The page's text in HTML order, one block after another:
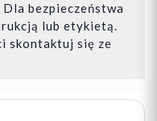
bezpieczeństwa
lub etykietą.
skontaktuj się ze